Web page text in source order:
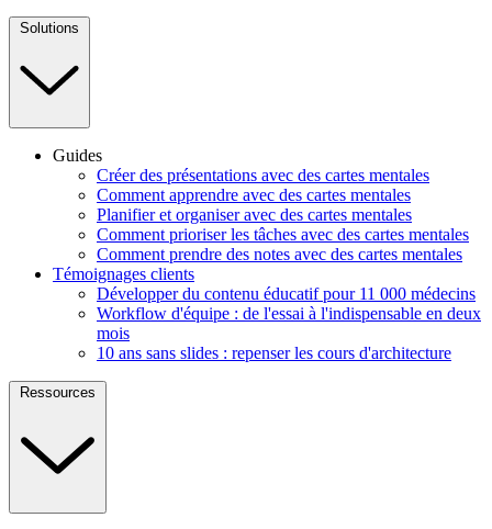
Solutions
Guides
Créer des présentations avec des cartes mentales
Comment apprendre avec des cartes mentales
Planifier et organiser avec des cartes mentales
Comment prioriser les tâches avec des cartes mentales
Comment prendre des notes avec des cartes mentales
Témoignages clients
Développer du contenu éducatif pour 11 000 médecins
Workflow d'équipe : de l'essai à l'indispensable en deux
mois
10 ans sans slides : repenser les cours d'architecture
Ressources